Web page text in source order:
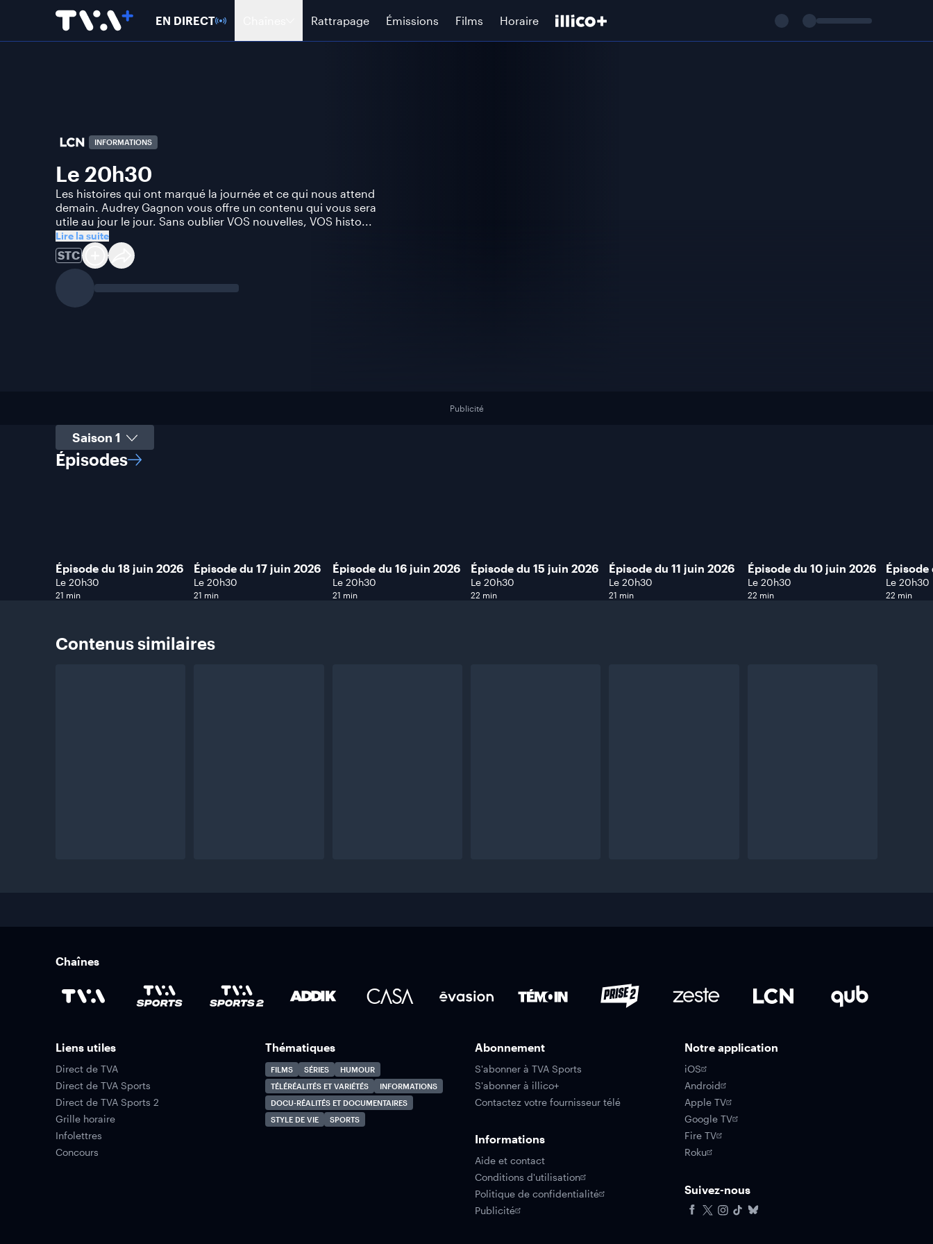
EN DIRECT Rattrapage Émissions Films Horaire
INFORMATIONS
Le 20h30
Les histoires qui ont marqué la journée et ce qui nous attend
demain. Audrey Gagnon vous offre un contenu qui vous sera
utile au jour le jour. Sans oublier VOS nouvelles, VOS histo...
Lire la suite
STC
Publicité
Sélectionner une saison
Épisodes
Épisode du 18 juin 2026
Le 20h30
21 min
Épisode du 17 juin 2026
Le 20h30
21 min
Épisode du 16 juin 2026
Le 20h30
21 min
Épisode du 15 juin 2026
Le 20h30
22 min
Épisode du 11 juin 2026
Le 20h30
21 min
Épisode du 10 juin 2026
Le 20h30
22 min
Épisode
Le 20h30
22 min
Contenussimilaires
Chaînes
Liens utiles
Direct de TVA
Direct de TVA Sports
Direct de TVA Sports 2
Grille horaire
Infolettres
Concours
Thématiques
FILMS SÉRIES
HUMOUR
TÉLÉRÉALITÉS ET VARIÉTÉS
INFORMATIONS
DOCU-RÉALITÉS ET DOCUMENTAIRES
STYLE DE VIE
SPORTS
Abonnement
S'abonner à TVA Sports
S'abonner à illico+
Contactez votre fournisseur télé
Informations
Aide et contact
Conditions d'utilisation
Politique de confidentialité
Publicité
Notre application
iOS
Android
Apple TV
Google TV
Fire TV
Roku
Suivez-nous